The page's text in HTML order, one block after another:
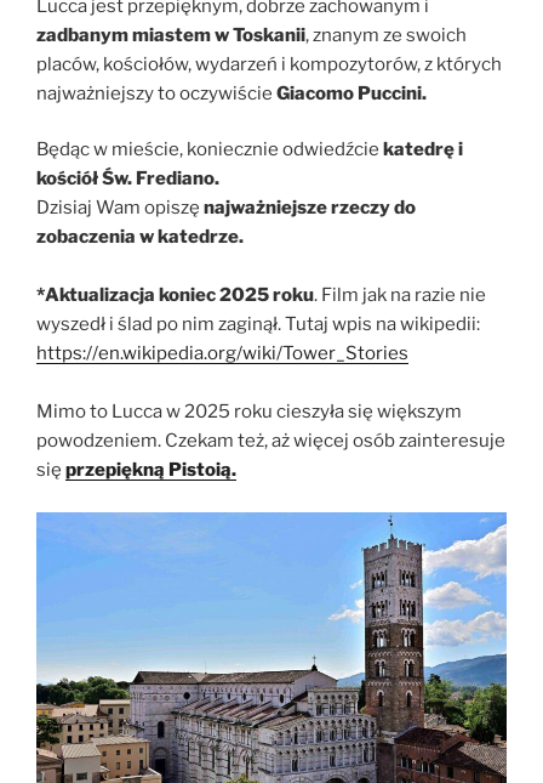
Lucca jest przepięknym, dobrze zachowanym i
zadbanym miastem w Toskanii, znanym ze swoich
placów, kościołów, wydarzeń i kompozytorów, z których
najważniejszy to oczywiście Giacomo Puccini.
Będąc w mieście, koniecznie odwiedźcie katedrę i
kościół Św. Frediano.
Dzisiaj Wam opiszę najważniejsze rzeczy do
zobaczenia w katedrze.
*Aktualizacja koniec 2025 roku. Film jak na razie nie
wyszedł i ślad po nim zaginął. Tutaj wpis na wikipedii:
https://en.wikipedia.org/wiki/Tower_Stories
Mimo to Lucca w 2025 roku cieszyła się większym
powodzeniem. Czekam też, aż więcej osób zainteresuje
się przepiękną Pistoią.